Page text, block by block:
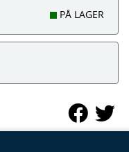
PÅ LAGER